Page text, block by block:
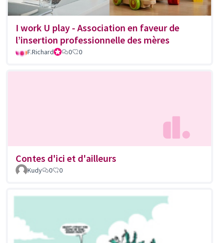
I work U play - Association en faveur de
l’insertion professionnelle des mères
F.RichardOctree - Lucien
0 0
Contes d'ici et d'ailleurs
Kudy 0 0